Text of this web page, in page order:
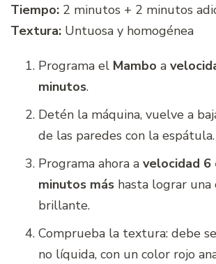
Tiempo: 2 minutos + 2 minutos
Textura: Untuosa y homogénea
Programa el Mambo a
minutos.
Detén la máquina, vuelve a
de las paredes con la espátula.
Programa ahora a velocidad 6
minutos más hasta lograr una
brillante.
Comprueba la textura: debe
no líquida, con un color rojo